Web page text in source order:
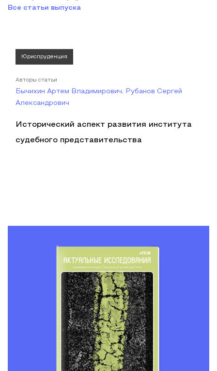
Все статьи выпуска
Юриспруденция
Авторы статьи
Бычихин Артем Владимирович, Рубанов Сергей
Александрович
Исторический аспект развития института
судебного представительства